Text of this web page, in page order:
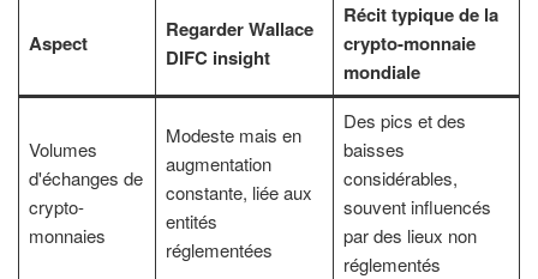
Aspect
Regarder Wallace
DIFC insight
Récit typique de la
crypto-monnaie
mondiale
Volumes
d'échanges de
crypto-
monnaies
Modeste mais en
augmentation
constante, liée aux
entités
réglementées
Des pics et des
baisses
considérables,
souvent influencés
par des lieux non
réglementés